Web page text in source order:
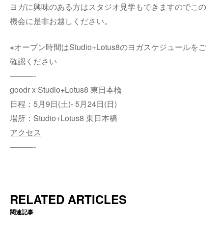
ヨガに興味のある方はスタジオ見学もできますのでこの
機会に是非お越しください。
※オープン時間はStudio+Lotus8のヨガスケジュールをご
確認ください
———-
goodr x Studio+Lotus8 東日本橋
日程：5月9日(土)- 5月24日(日)
場所：Studio+Lotus8 東日本橋
アクセス
———-
RELATED ARTICLES
関連記事